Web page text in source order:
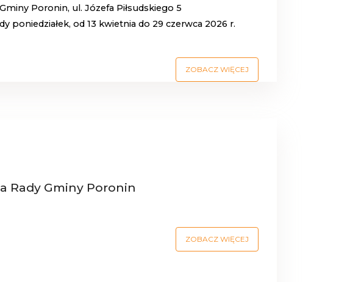
Poronin, ul. Józefa Piłsudskiego 5
poniedziałek, od 13 kwietnia do 29 czerwca 2026 r.
ZOBACZ WIĘCEJ
Rady Gminy Poronin
ZOBACZ WIĘCEJ